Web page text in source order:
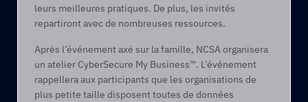
leurs meilleures pratiques. De plus, les invités
repartiront avec de nombreuses ressources.
Après l’événement axé sur la famille, NCSA organisera
un atelier CyberSecure My Business™. L’événement
rappellera aux participants que les organisations de
plus petite taille disposent toutes de données